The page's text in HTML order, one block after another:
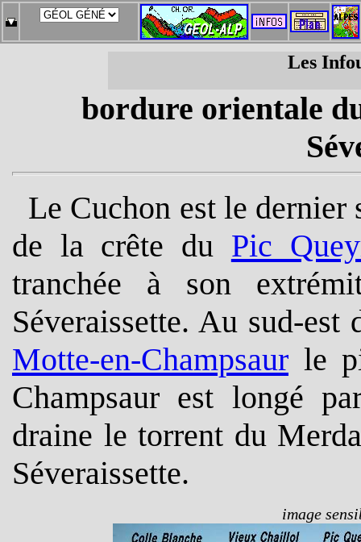
Les
bordure orientale
Le Cuchon est le
de la crête du Pic
tranchée à son
Séveraissette. Au sud-
Motte-en-Champsaur le
Champsaur est longé
draine le torrent du
Séveraissette.
image